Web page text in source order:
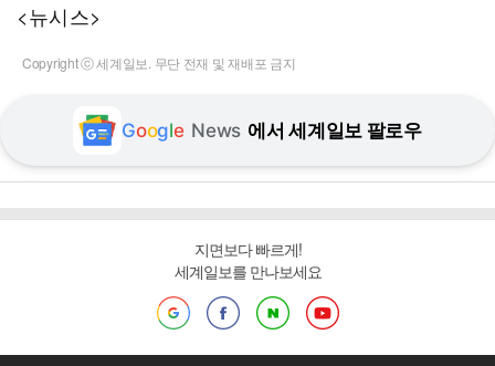
<뉴시스>
Copyright ⓒ 세계일보. 무단 전재 및 재배포 금지
Google News 에서 세계일보 팔로우
지면보다 빠르게!
세계일보를 만나보세요